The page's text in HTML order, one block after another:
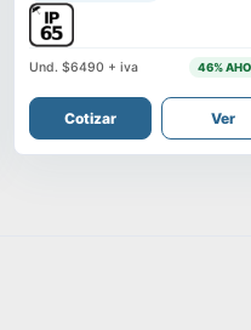
Und. $6490 + iva 46%
Cotizar Ver